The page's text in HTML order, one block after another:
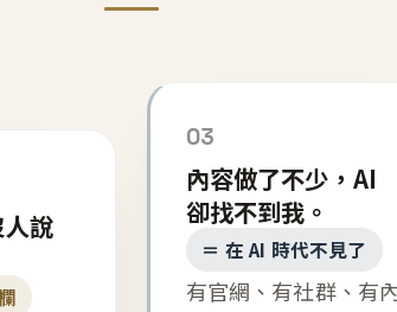
說
03
內容做了不少，AI
卻找不到我。
＝ 在 AI 時代不見了
有官網、有社群、有